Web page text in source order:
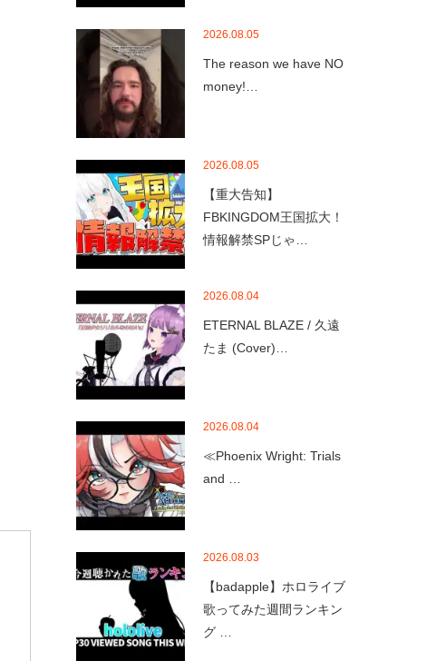
2026.08.05
The reason we have NO
money!…
2026.08.05
【重大告知】
FBKINGDOM王国拡大！
情報解禁SPじゃ…
2026.08.04
ETERNAL BLAZE / 久遠
たま (Cover)…
2026.08.04
≪Phoenix Wright: Trials
and …
2026.08.03
【badapple】ホロライブ
歌ってみた週間ランキン
グ …